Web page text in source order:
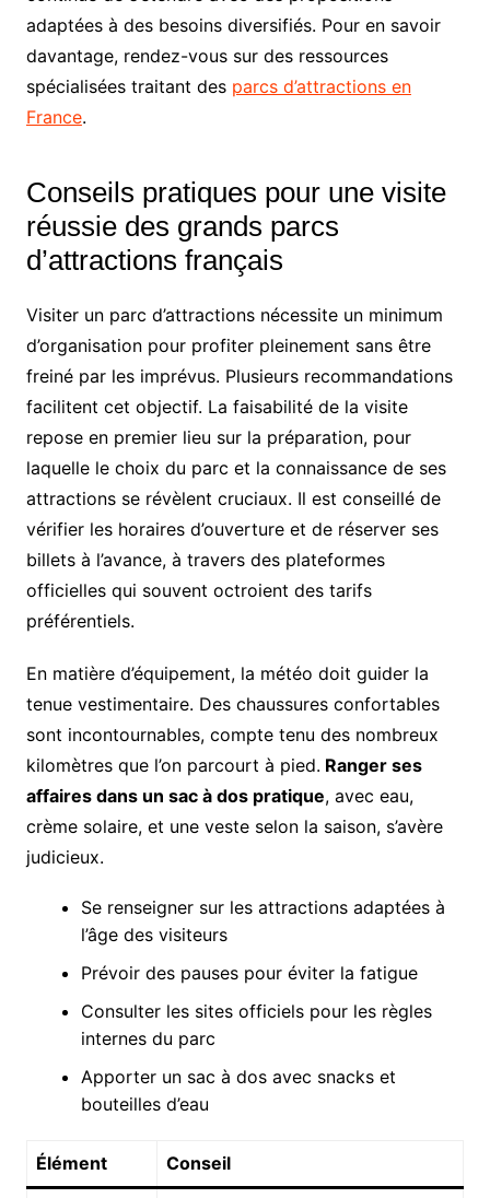
adaptées à des besoins diversifiés. Pour en savoir
davantage, rendez-vous sur des ressources
spécialisées traitant des parcs d’attractions en
France.
Conseils pratiques pour une visite
réussie des grands parcs
d’attractions français
Visiter un parc d’attractions nécessite un minimum
d’organisation pour profiter pleinement sans être
freiné par les imprévus. Plusieurs recommandations
facilitent cet objectif. La faisabilité de la visite
repose en premier lieu sur la préparation, pour
laquelle le choix du parc et la connaissance de ses
attractions se révèlent cruciaux. Il est conseillé de
vérifier les horaires d’ouverture et de réserver ses
billets à l’avance, à travers des plateformes
officielles qui souvent octroient des tarifs
préférentiels.
En matière d’équipement, la météo doit guider la
tenue vestimentaire. Des chaussures confortables
sont incontournables, compte tenu des nombreux
kilomètres que l’on parcourt à pied. Ranger ses
affaires dans un sac à dos pratique, avec eau,
crème solaire, et une veste selon la saison, s’avère
judicieux.
Se renseigner sur les attractions adaptées à
l’âge des visiteurs
Prévoir des pauses pour éviter la fatigue
Consulter les sites officiels pour les règles
internes du parc
Apporter un sac à dos avec snacks et
bouteilles d’eau
Élément Conseil